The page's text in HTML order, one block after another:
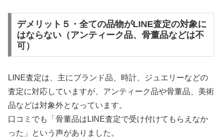
デメリット５・全ての品物がLINE査定の対象に
はならない（アンティーク品、骨董品などは不
可）
LINE査定は、主にブランド品、時計、ジュエリーなどの
査定に対応していますが、アンティーク品や骨董品、美術
品などは対象外となっています。
口コミでも「骨董品はLINE査定で受け付けてもらえなか
った」という声がありました。